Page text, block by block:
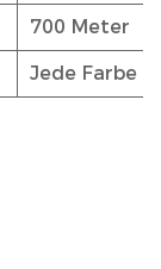
700 Meter
Jede Farbe